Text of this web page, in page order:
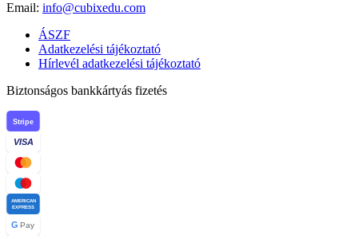
Email: info@cubixedu.com
ÁSZF
Adatkezelési tájékoztató
Hírlevél adatkezelési tájékoztató
Biztonságos bankkártyás fizetés
Stripe
VISA
AMERICAN
EXPRESS
G Pay